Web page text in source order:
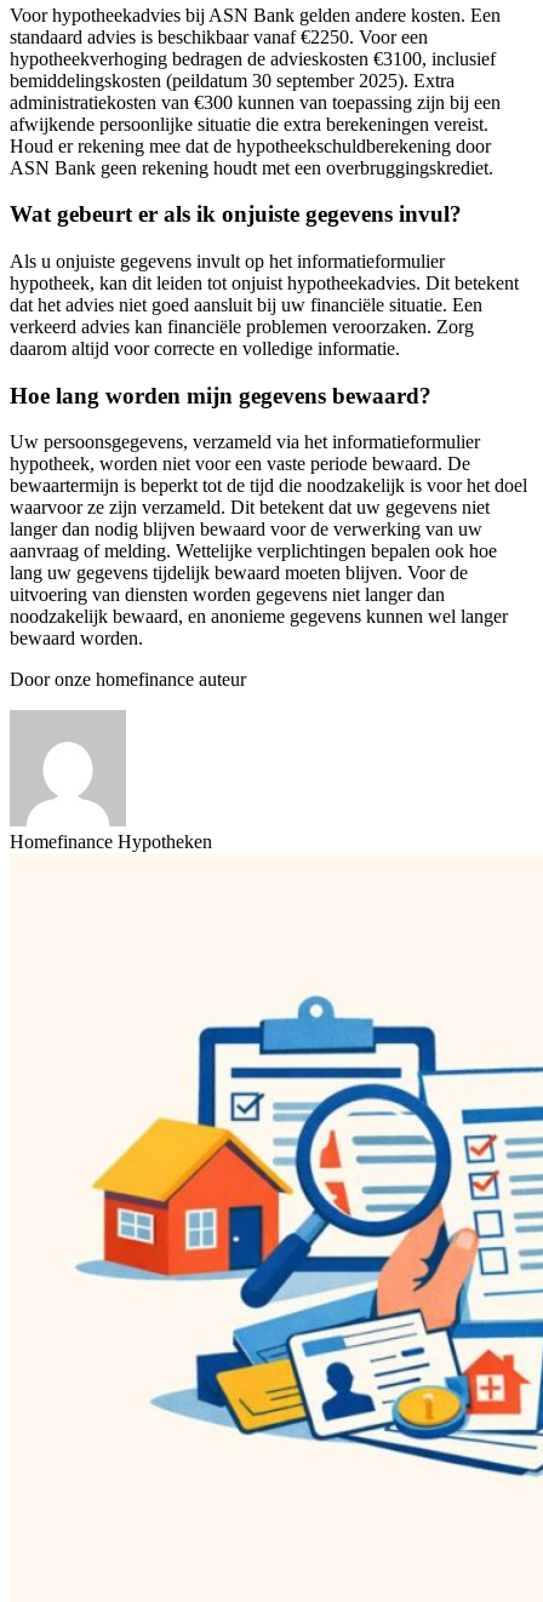
Voor hypotheekadvies bij ASN Bank gelden andere kosten. Een
standaard advies is beschikbaar vanaf €2250. Voor een
hypotheekverhoging bedragen de advieskosten €3100, inclusief
bemiddelingskosten (peildatum 30 september 2025). Extra
administratiekosten van €300 kunnen van toepassing zijn bij een
afwijkende persoonlijke situatie die extra berekeningen vereist.
Houd er rekening mee dat de hypotheekschuldberekening door
ASN Bank geen rekening houdt met een overbruggingskrediet.
Wat gebeurt er als ik onjuiste gegevens invul?
Als u onjuiste gegevens invult op het informatieformulier
hypotheek, kan dit leiden tot onjuist hypotheekadvies. Dit betekent
dat het advies niet goed aansluit bij uw financiële situatie. Een
verkeerd advies kan financiële problemen veroorzaken. Zorg
daarom altijd voor correcte en volledige informatie.
Hoe lang worden mijn gegevens bewaard?
Uw persoonsgegevens, verzameld via het informatieformulier
hypotheek, worden niet voor een vaste periode bewaard. De
bewaartermijn is beperkt tot de tijd die noodzakelijk is voor het doel
waarvoor ze zijn verzameld. Dit betekent dat uw gegevens niet
langer dan nodig blijven bewaard voor de verwerking van uw
aanvraag of melding. Wettelijke verplichtingen bepalen ook hoe
lang uw gegevens tijdelijk bewaard moeten blijven. Voor de
uitvoering van diensten worden gegevens niet langer dan
noodzakelijk bewaard, en anonieme gegevens kunnen wel langer
bewaard worden.
Door onze homefinance auteur
Homefinance Hypotheken